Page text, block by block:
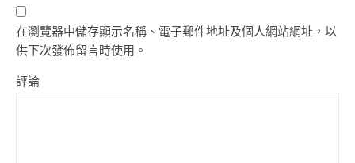
在瀏覽器中儲存顯示名稱、電子郵件地址及個人網站網址，以
供下次發佈留言時使用。
評論